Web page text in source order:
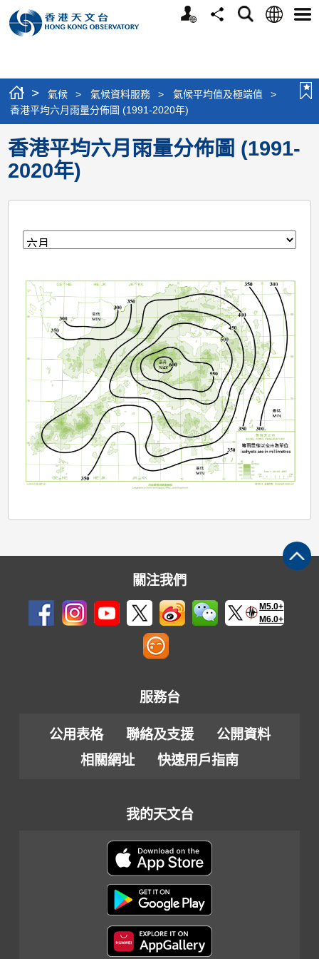
個
分
搜
語
選
> 氣候 > 氣候資料服務 > 氣候平均值及極端值
>
香港平均六月雨量分佈圖 (1991-2020年)
香港平均六月雨量分佈圖 (1991-
2020年)
月
關注我們
M5.0+
M6.0+
服務台
公用表格 聯絡及支援
公開資料
相關網址
快速用戶指南
我的天文台